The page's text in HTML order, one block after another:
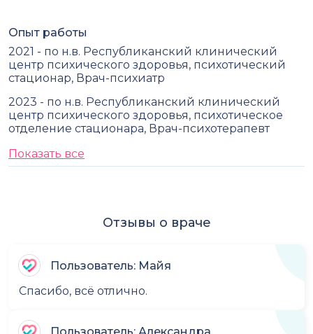
Опыт работы
2021 - по н.в. Республиканский клинический
центр психического здоровья, психотический
стационар, Врач-психиатр
2023 - по н.в. Республиканский клинический
центр психического здоровья, психотическое
отделение стационара, Врач-психотерапевт
Показать все
Отзывы о враче
Пользователь: Майя
Спасибо, всё отлично.